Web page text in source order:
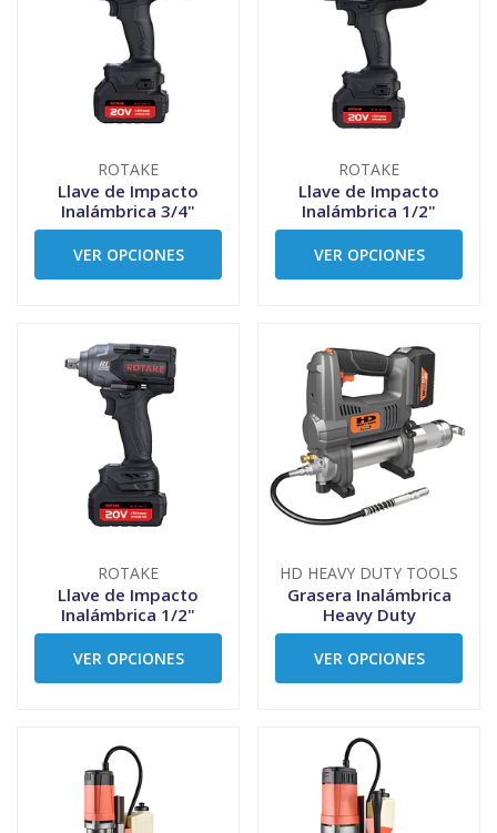
ROTAKE
Llave de Impacto
Inalámbrica 3/4"
VER OPCIONES
ROTAKE
Llave de Impacto
Inalámbrica 1/2"
VER OPCIONES
ROTAKE
Llave de Impacto
Inalámbrica 1/2"
VER OPCIONES
HD HEAVY DUTY TOOLS
Grasera Inalámbrica
Heavy Duty
VER OPCIONES